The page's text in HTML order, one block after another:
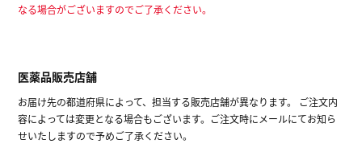
なる場合がございますのでご了承ください。
医薬品販売店舗
お届け先の都道府県によって、担当する販売店舗が異なります。 ご注文内
容によっては変更となる場合もございます。ご注文時にメールにてお知ら
せいたしますので予めご了承ください。